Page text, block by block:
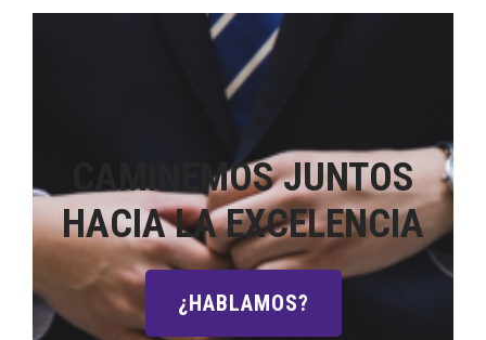
CAMINEMOS JUNTOS
HACIA LA EXCELENCIA
¿HABLAMOS?